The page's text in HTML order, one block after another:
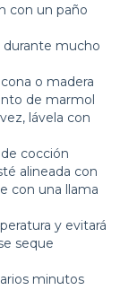
con un paño
durante mucho
o madera
de marmol
lávela con
cocción
alineada con
con una llama
y evitará
seque
minutos